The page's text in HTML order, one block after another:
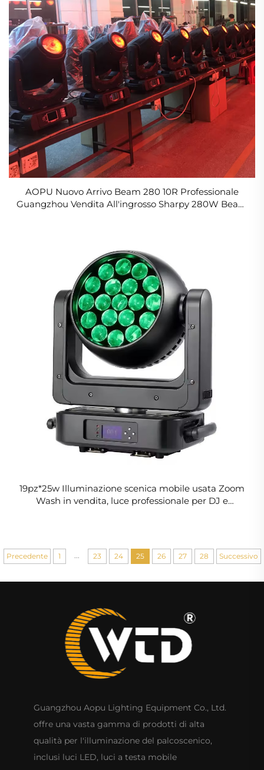
AOPU Nuovo Arrivo Beam 280 10R Professionale
Guangzhou Vendita All'ingrosso Sharpy 280W Beam
19pz*25w Illuminazione scenica mobile usata Zoom
Wash in vendita, luce professionale per DJ e
Precedente 1 23 24 25 26 27 28 Successivo
Guangzhou Aopu Lighting Equipment Co., Ltd.
offre una vasta gamma di prodotti di alta
qualità per l'illuminazione del palcoscenico,
inclusi luci LED, luci a testa mobile